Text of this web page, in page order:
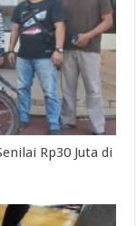
Rp30 Juta di